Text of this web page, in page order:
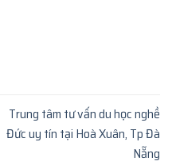
Trung tâm tư vấn du học nghề
Đức uy tín tại Hoà Xuân, Tp Đà
Nẵng